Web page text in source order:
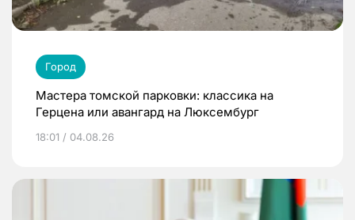
Город
Мастера томской парковки: классика на
Герцена или авангард на Люксембург
18:01 / 04.08.26